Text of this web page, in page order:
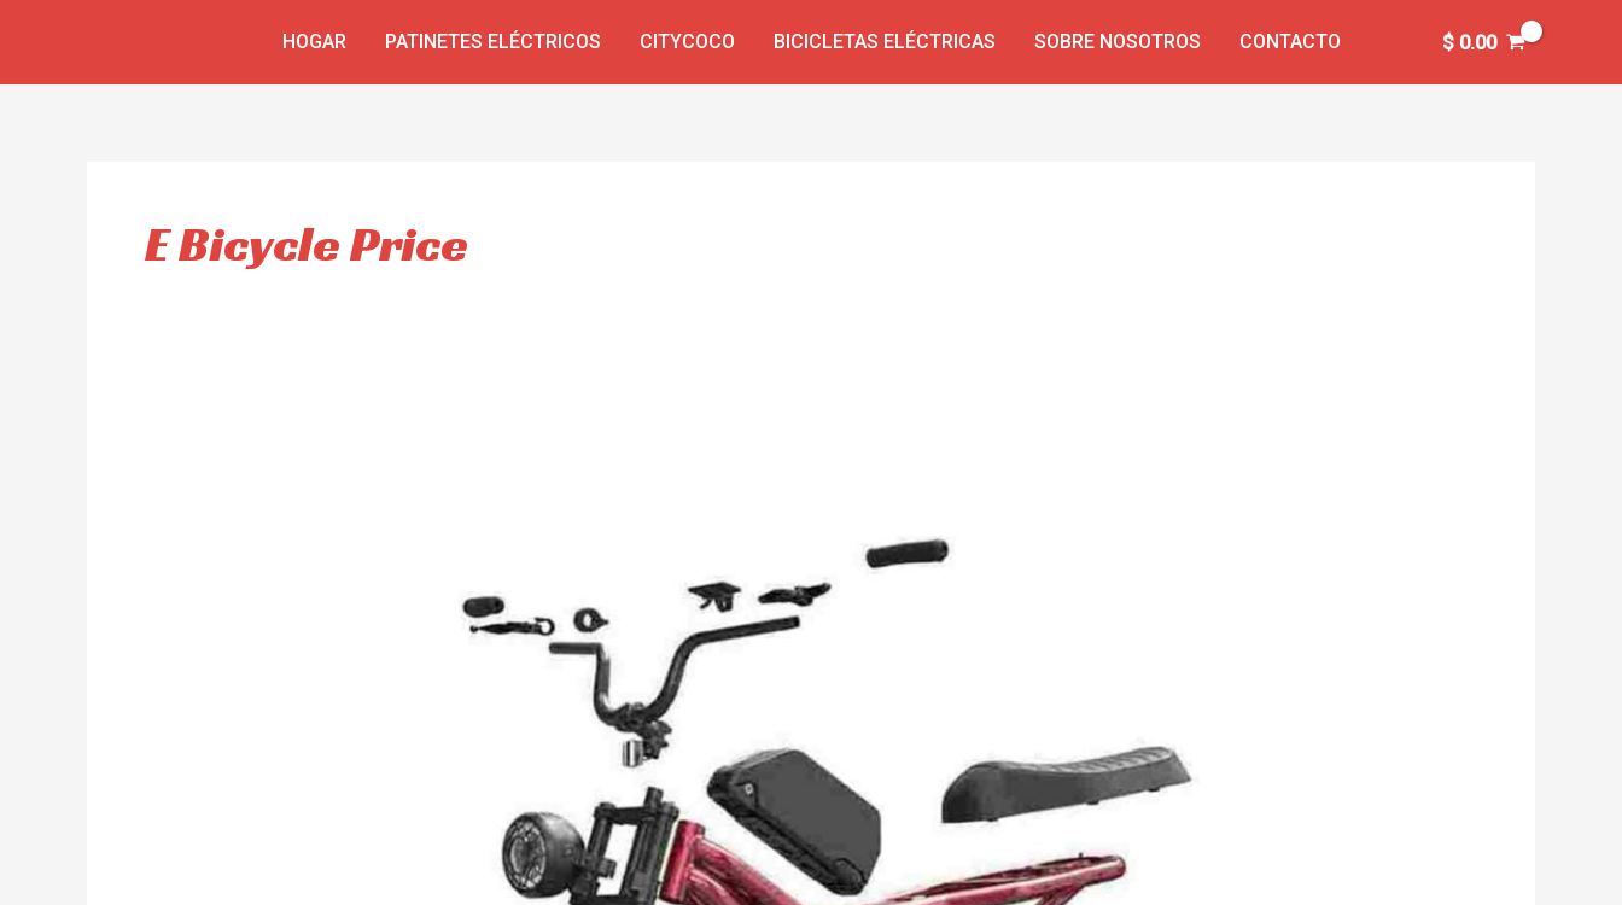
HOGAR PATINETES ELÉCTRICOS CITYCOCO BICICLETAS ELÉCTRICAS SOBRE NOSOTROS CONTACTO $0.00
E Bicycle Price